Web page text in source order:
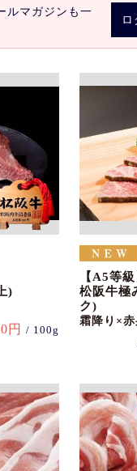
ロ
ルマガジンも一
)
円 / 100g
【A5等級
松阪牛極
ク)
霜降り×赤